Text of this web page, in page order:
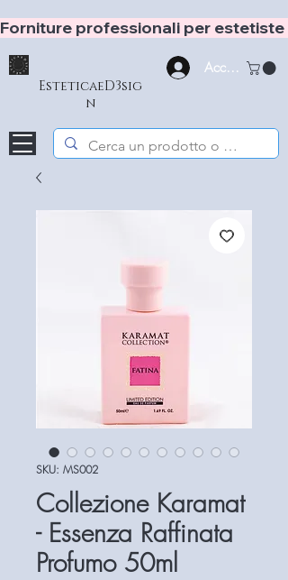
Forniture professionali per
EsteticaeD3sig
n
Accedi
SKU: MS002
Collezione Karamat
- Essenza Raffinata
Profumo 50ml